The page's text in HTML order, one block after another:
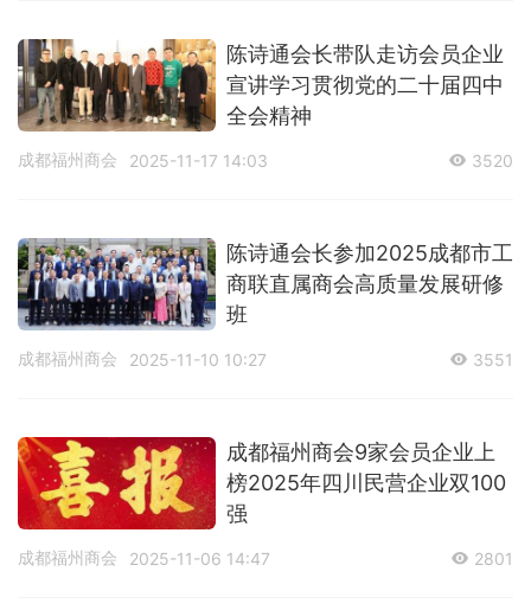
陈诗通会长带队走访会员企业
宣讲学习贯彻党的二十届四中
全会精神
成都福州商会 2025-11-17 14:03 3520
陈诗通会长参加2025成都市工
商联直属商会高质量发展研修
班
成都福州商会 2025-11-10 10:27 3551
成都福州商会9家会员企业上
榜2025年四川民营企业双100
强
成都福州商会 2025-11-06 14:47 2801